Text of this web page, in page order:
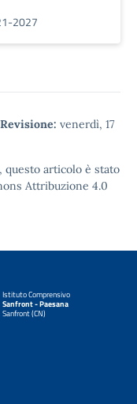
2027
Revisione: venerdì, 17
questo articolo è stato
Attribuzione 4.0
Istituto Comprensivo
Sanfront - Paesana
Sanfront (CN)